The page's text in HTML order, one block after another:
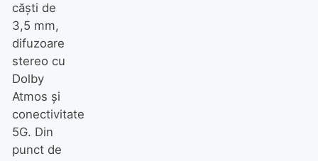
căști de
3,5 mm,
difuzoare
stereo cu
Dolby
Atmos și
conectivitate
5G. Din
punct de